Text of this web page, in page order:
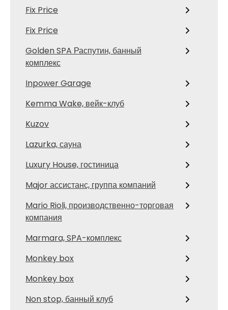
Fix Price
Fix Price
Golden SPA Распутин, банный
комплекс
Inpower Garage
Kemma Wake, вейк-клуб
Kuzov
Lazurka, сауна
Luxury House, гостиница
Major ассистанс, группа компаний
Mario Rioli, производственно-торговая
компания
Marmara, SPA-комплекс
Monkey box
Monkey box
Non stop, банный клуб